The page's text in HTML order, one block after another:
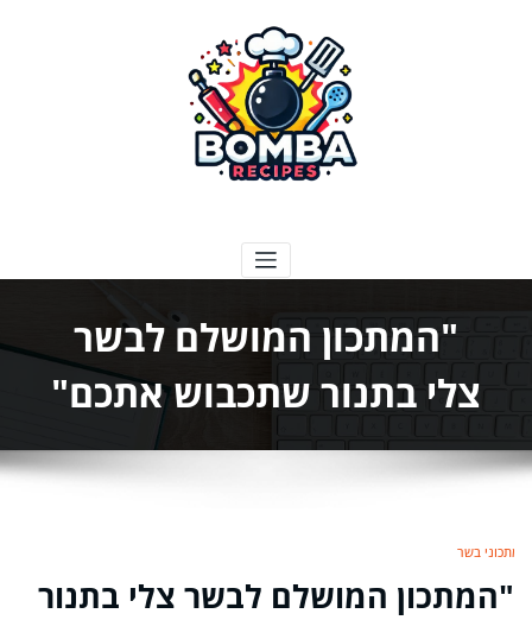
"המתכון המושלם לבשר
צלי בתנור שתכבוש אתכם"
מתכוני בשר
"המתכון המושלם לבשר צלי בתנור